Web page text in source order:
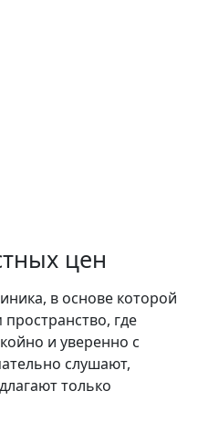
цен
в основе которой
где
и уверенно с
слушают,
только